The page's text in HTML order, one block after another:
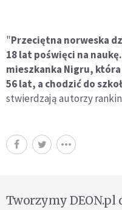
"Przeciętna norweska
18 lat poświęci na
mieszkanka Nigru,
56 lat, a chodzić do
stwierdzają autorzy
Tworzymy DEON.pl